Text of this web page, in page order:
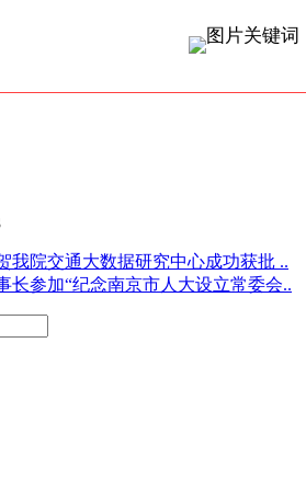
我院交通大数据研究中心成功获批 ..
长参加“纪念南京市人大设立常委会..